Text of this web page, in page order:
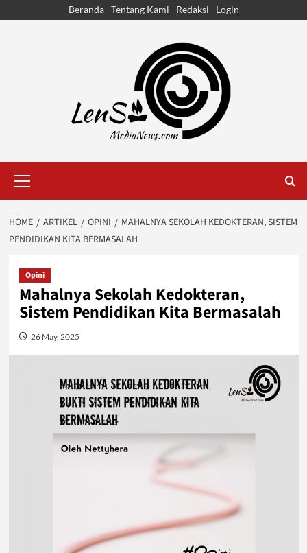
Beranda Tentang Kami Redaksi Login
Menu
HOME ARTIKEL OPINI
MAHALNYA SEKOLAH KEDOKTERAN, SISTEM
PENDIDIKAN KITA BERMASALAH
Opini
Mahalnya Sekolah Kedokteran,
Sistem Pendidikan Kita Bermasalah
26 May, 2025